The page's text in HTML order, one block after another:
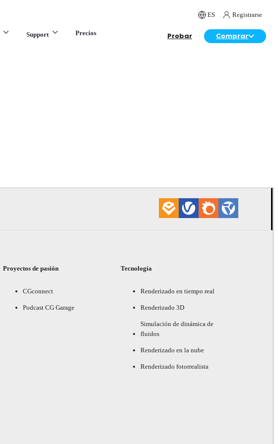
ES Registrarse
Support Precios Probar Comprar
Proyectos de pasión
CGconnect
Podcast CG Garage
Tecnología
Renderizado en tiempo real
Renderizado 3D
Simulación de dinámica de
fluidos
Renderizado en la nube
Renderizado fotorrealista